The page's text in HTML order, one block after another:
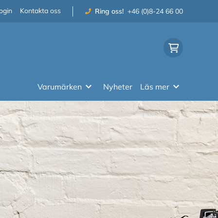
Kontakta oss Ring oss! +46 (0)8-24 66 00
Varumärken Nyheter Läs mer